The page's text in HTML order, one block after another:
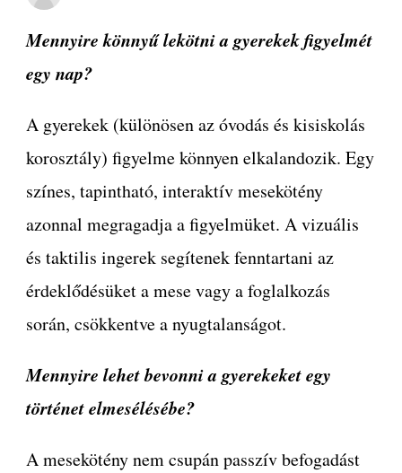
Mennyire könnyű lekötni a gyerekek figyelmét
egy nap?
A gyerekek (különösen az óvodás és kisiskolás
korosztály) figyelme könnyen elkalandozik. Egy
színes, tapintható, interaktív mesekötény
azonnal megragadja a figyelmüket. A vizuális
és taktilis ingerek segítenek fenntartani az
érdeklődésüket a mese vagy a foglalkozás
során, csökkentve a nyugtalanságot.
Mennyire lehet bevonni a gyerekeket egy
történet elmesélésébe?
A mesekötény nem csupán passzív befogadást